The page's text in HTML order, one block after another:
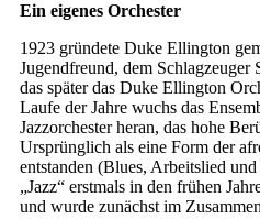
Ein eigenes Orchester
1923 gründete Duke Ellington
Jugendfreund, dem Schlagzeuger
das später das Duke Ellington
Laufe der Jahre wuchs das
Jazzorchester heran, das hohe
Ursprünglich als eine Form der
entstanden (Blues, Arbeitslied
„Jazz“ erstmals in den frühen
und wurde zunächst im